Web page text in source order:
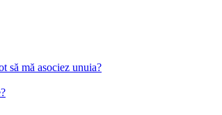
să mă asociez unuia?